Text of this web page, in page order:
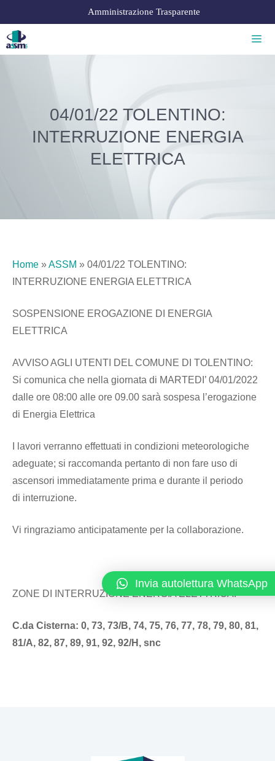
Amministrazione Trasparente
04/01/22 TOLENTINO:
INTERRUZIONE ENERGIA
ELETTRICA
Home »ASSM » 04/01/22 TOLENTINO:
INTERRUZIONE ENERGIA ELETTRICA
SOSPENSIONE EROGAZIONE DI ENERGIA
ELETTRICA
AVVISO AGLI UTENTI DEL COMUNE DI TOLENTINO:
Si comunica che nella giornata di MARTEDI’ 04/01/2022
dalle ore 08:00 alle ore 09.00 sarà sospesa l’erogazione
di Energia Elettrica
I lavori verranno effettuati in condizioni meteorologiche
adeguate; si raccomanda pertanto di non fare uso di
ascensori immediatamente prima e durante il periodo
di interruzione.
Vi ringraziamo anticipatamente per la collaborazione.
ZONE DI INTERRUZIONE ENERGIA ELETTRICA:
C.da Cisterna: 0, 73, 73/B, 74, 75, 76, 77, 78, 79, 80, 81,
81/A, 82, 87, 89, 91, 92, 92/H, snc
Invia autolettura WhatsApp